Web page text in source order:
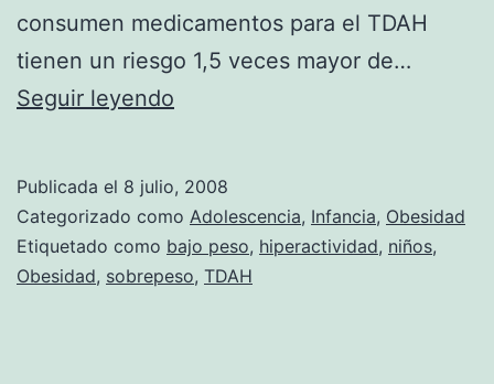
consumen medicamentos para el TDAH
tienen un riesgo 1,5 veces mayor de…
Seguir leyendo
tienen
más
riesgo
Publicada el 8 julio, 2008
Categorizado como Adolescencia, Infancia, Obesidad
Etiquetado como bajo peso, hiperactividad, niños,
Obesidad, sobrepeso, TDAH